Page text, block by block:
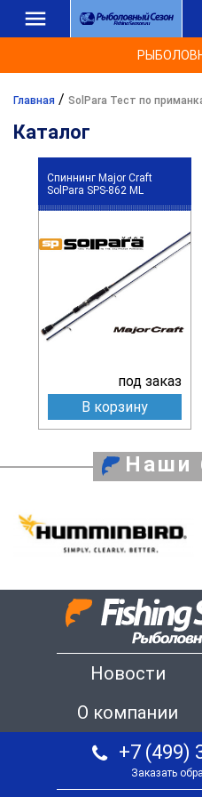
Главная / SolPara Тест по
Каталог
Спиннинг Major Craft
SolPara SPS-862 ML
под заказ
В корзину
Наши
Новости
О компании
+7 (499)
Заказать